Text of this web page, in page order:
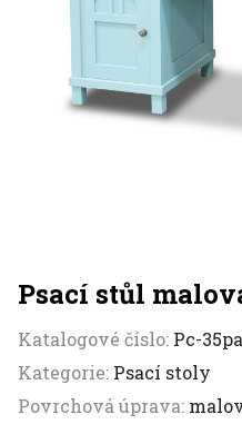
Psací stůl
Katalogové číslo: Pc-35pa
Kategorie: Psací stoly
Povrchová úprava: